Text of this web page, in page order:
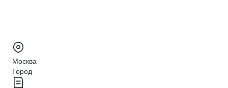
Москва
Город